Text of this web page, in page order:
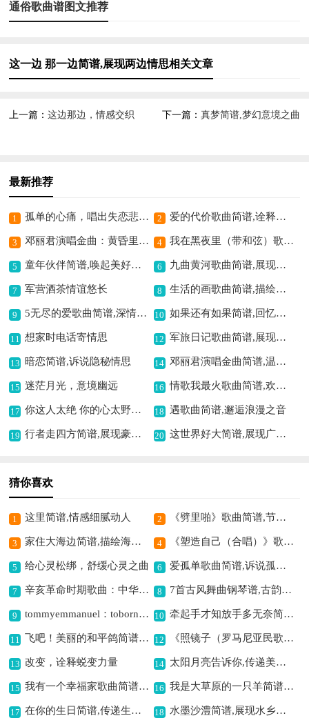
通俗歌曲谱图文推荐
这一边 那一边简谱,展现两边情思相关文章
上一篇：这边那边，情感交织 下一篇： 真梦简谱,梦幻意境之曲
最新推荐
1 孤单的心痛，唱出失恋悲伤, 2 爱的代价歌曲简谱,诠释青春情感
3 邓丽君演唱金曲：黄昏里简谱,黄昏意境之美 4 我在黑夜里（带和弦）歌曲简谱,黑夜孤寂的吟唱
5 童年伙伴简谱,唤起美好回忆 6 九曲黄河歌曲简谱,展现黄河磅礴意境
7 军营酒茶情谊悠长 8 生活的画歌曲简谱,描绘生活之美
9 5无尽的爱歌曲简谱,深情演绎神话之爱 10 如果还有如果简谱,回忆情感的寄托
11 想家时电话寄情思 12 军旅日记歌曲简谱,展现军营风采
13 暗恋简谱,诉说隐秘情思 14 邓丽君演唱金曲简谱,温馨心愿之曲
15 迷茫月光，意境幽远 16 情歌我最火歌曲简谱,欢快情歌超带感
17 你这人太绝 你的心太野简谱,表达决绝不羁情 18 遇歌曲简谱,邂逅浪漫之音
19 行者走四方简谱,展现豪迈气魄 20 这世界好大简谱,展现广阔天地
猜你喜欢
1 这里简谱,情感细腻动人 2 《劈里啪》歌曲简谱,节奏欢快的小曲
3 家住大海边简谱,描绘海边生活美 4 《塑造自己（合唱）》歌曲简谱,展现合唱独特魅力
5 给心灵松绑，舒缓心灵之曲 6 爱孤单歌曲简谱,诉说孤独之美
7 辛亥革命时期歌曲：中华,展现中华之豪情 8 7首古风舞曲钢琴谱,古韵悠扬展风采
9 tommyemmanuel：tobornottob（指弹吉它）吉他谱六线谱,展现指弹魅力 10 牵起手才知放手多无奈简谱,爱放手满是无奈
11 飞吧！美丽的和平鸽简谱,传递和平美好寓意 12 《照镜子（罗马尼亚民歌 ）》简谱,经典民歌展现纯真童趣
13 改变，诠释蜕变力量 14 太阳月亮告诉你,传递美好情谊
15 我有一个幸福家歌曲简谱,诠释温暖幸福之情 16 我是大草原的一只羊简谱,展现草原羊的悠然
17 在你的生日简谱,传递生日祝福 18 水墨沙澧简谱,展现水乡意境